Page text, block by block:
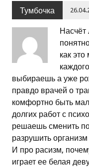
Тумбочка
Насчёт
как
выбираешь а уже
правдо врачей о
комфортно быть
долгих работ с
решаешь сменить
разрушить организм
И про расизм,
играет ее белая